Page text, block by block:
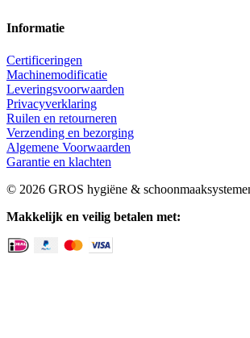
Informatie
Certificeringen
Machinemodificatie
Leveringsvoorwaarden
Privacyverklaring
Ruilen en retourneren
Verzending en bezorging
Algemene Voorwaarden
Garantie en klachten
© 2026 GROS hygiëne &
Makkelijk en veilig betalen met: